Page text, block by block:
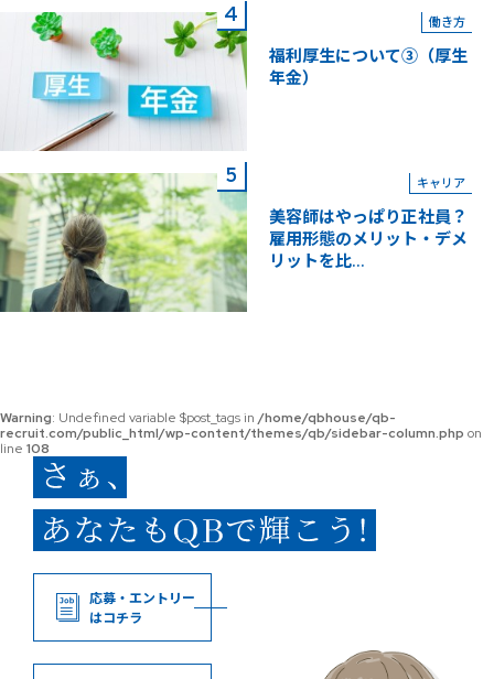
働き方
福利厚生について③（厚生
年金）
キャリア
美容師はやっぱり正社員？
雇用形態のメリット・デメ
リットを比...
Warning: Undefined variable $post_tags in /home/qbhouse/qb-
recruit.com/public_html/wp-content/themes/qb/sidebar-column.php on
line 108
応募・エントリー
はコチラ